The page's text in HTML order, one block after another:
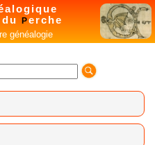
Perche
généalogie